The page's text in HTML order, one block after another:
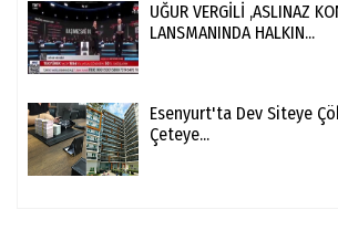
UĞUR VERGİLİ ,ASLINAZ
LANSMANINDA HALKIN...
Esenyurt'ta Dev Siteye
Çeteye...